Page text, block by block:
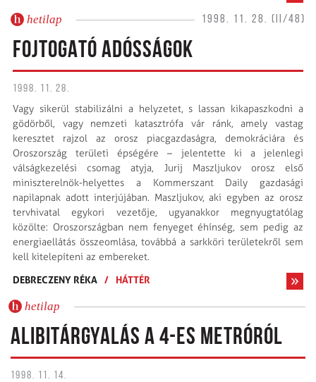
hetilap 1998. 11. 28. (II/48)
FOJTOGATÓ ADÓSSÁGOK
1998. 11. 28.
Vagy sikerül stabilizálni a helyzetet, s lassan kikapaszkodni a
gödörből, vagy nemzeti katasztrófa vár ránk, amely vastag
keresztet rajzol az orosz piacgazdaságra, demokráciára és
Oroszország területi épségére – jelentette ki a jelenlegi
válságkezelési csomag atyja, Jurij Maszljukov orosz első
miniszterelnök-helyettes a Kommerszant Daily gazdasági
napilapnak adott interjújában. Maszljukov, aki egyben az orosz
tervhivatal egykori vezetője, ugyanakkor megnyugtatólag
közölte: Oroszországban nem fenyeget éhínség, sem pedig az
energiaellátás összeomlása, továbbá a sarkköri területekről sem
kell kitelepíteni az embereket.
DEBRECZENY RÉKA / HÁTTÉR
hetilap
ALIBITÁRGYALÁS A 4-ES METRÓRÓL
1998. 11. 14.